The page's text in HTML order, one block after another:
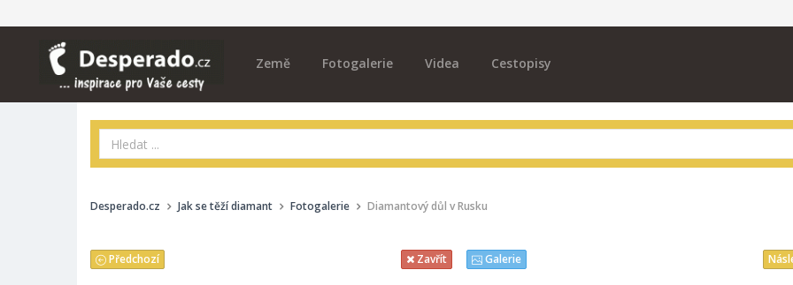
Země Fotogalerie Videa Cestopisy
Desperado.cz Jak se těží diamant Fotogalerie Diamantový důl v Rusku
Předchozí Zavřít Galerie